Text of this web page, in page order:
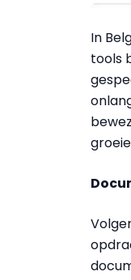
In
tools